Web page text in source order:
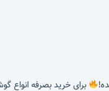
برای خرید بصرفه انواع